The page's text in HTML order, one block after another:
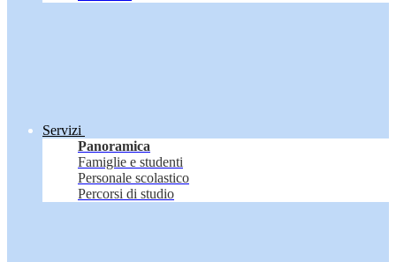
Servizi
Panoramica
Famiglie e studenti
Personale scolastico
Percorsi di studio